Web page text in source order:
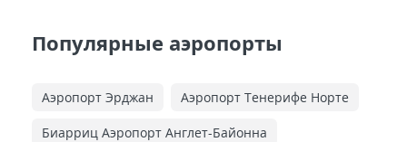
Популярные аэропорты
Аэропорт Эрджан Аэропорт Тенерифе Норте
Биарриц Аэропорт Англет-Байонна